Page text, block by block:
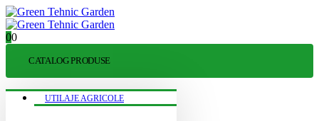
00
CATALOG PRODUSE
UTILAJE AGRICOLE